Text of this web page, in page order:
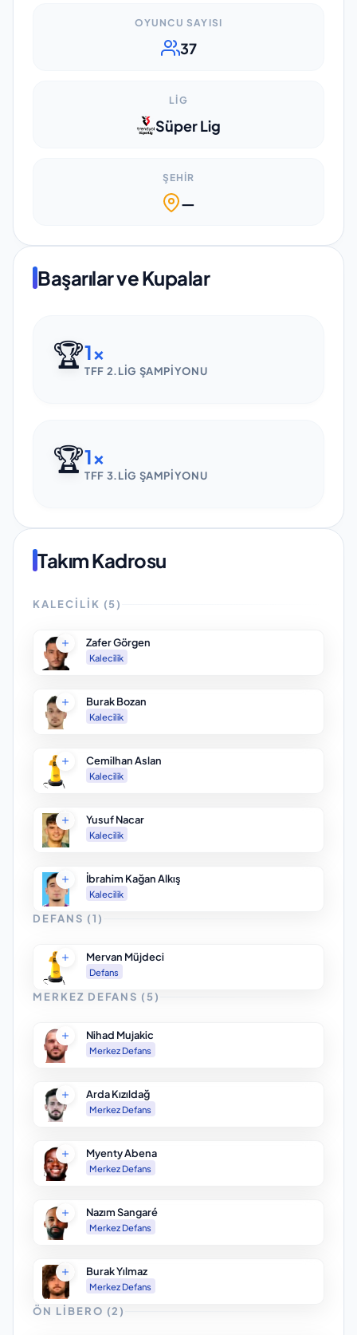
OYUNCU SAYISI
37
LIG
Süper Lig
ŞEHIR
—
Başarılar ve Kupalar
🏆1x
TFF 2.LIG ŞAMPIYONU
🏆1x
TFF 3.LIG ŞAMPIYONU
Takım Kadrosu
KALECILIK (5)
Zafer Görgen
Kalecilik
Burak Bozan
Kalecilik
Cemilhan Aslan
Kalecilik
Yusuf Nacar
Kalecilik
İbrahim Kağan Alkış
Kalecilik
DEFANS (1)
Mervan Müjdeci
Defans
MERKEZ DEFANS ( 5)
Nihad Mujakic
Merkez Defans
Arda Kızıldağ
Merkez Defans
Myenty Abena
Merkez Defans
Nazım Sangaré
Merkez Defans
Burak Yılmaz
Merkez Defans
ÖN LIBERO (2)